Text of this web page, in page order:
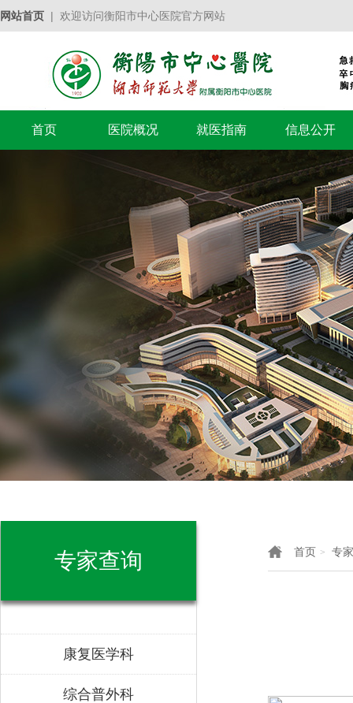
网站首页 | 欢迎访问衡阳市中心医院官方网站
首页 医院概况 就医指南 信息公开
专家查询
康复医学科
综合普外科
首页 > 专